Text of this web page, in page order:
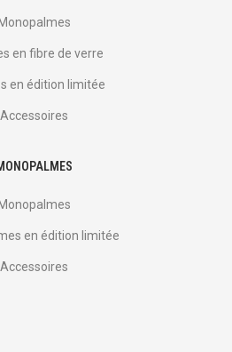
Monopalmes
en fibre de verre
en édition limitée
Accessoires
Monopalmes
en édition limitée
Accessoires